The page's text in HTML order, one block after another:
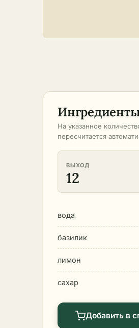
На указанное
пересчитается
ВЫХОД
12
вода
базилик
лимон
сахар
Добавить в